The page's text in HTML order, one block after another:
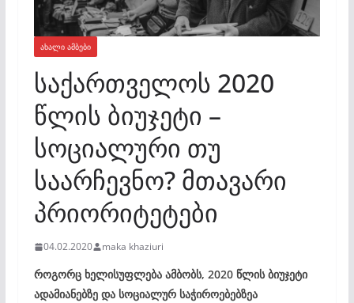
ᲐᲮᲐᲚᲘ ᲐᲛᲑᲔᲑᲘ
საქართველოს 2020
წლის ბიუჯეტი –
სოციალური თუ
საარჩევნო? მთავარი
პრიორიტეტები
04.02.2020 maka khaziuri
როგორც ხელისუფლება ამბობს, 2020 წლის ბიუჯეტი
ადამიანებზე და სოციალურ საჭიროებებზეა